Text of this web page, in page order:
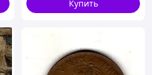
Купить